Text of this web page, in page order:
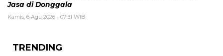
Jasa di Donggala
Kamis, 6 Agu 2026 - 07:31 WIB
TRENDING